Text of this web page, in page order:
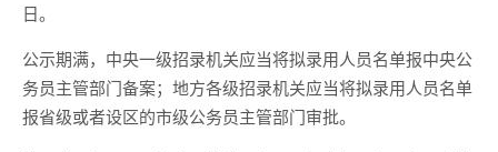
日。
公示期满，中央一级招录机关应当将拟录用人员名单报中央公
务员主管部门备案；地方各级招录机关应当将拟录用人员名单
报省级或者设区的市级公务员主管部门审批。